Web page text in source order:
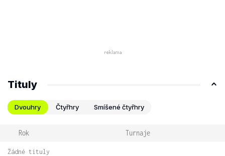
Tituly
Dvouhry Čtyřhry Smíšené čtyřhry
Rok Turnaje
Žádné tituly